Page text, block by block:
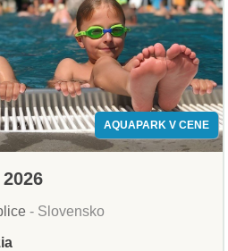
AQUAPARK V CENE
- Slovensko